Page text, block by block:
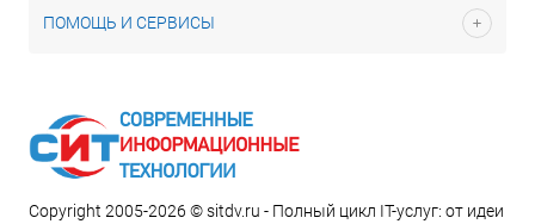
ПОМОЩЬ И СЕРВИСЫ
Copyright 2005-2026 © sitdv.ru - Полный цикл IT-услуг: от идеи